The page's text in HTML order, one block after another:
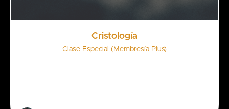
Cristología
Clase Especial (Membresía Plus)